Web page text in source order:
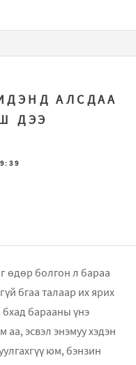
АЛСДАА
ДЭЭ
01-10 19:39
өдөр болгон л бараа
бгаа талаар их ярих
барааны үнэ
эсвэл энэмуу хэдэн
юм, бэнзин